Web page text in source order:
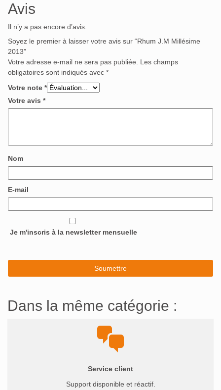
Avis
Il n’y a pas encore d’avis.
Soyez le premier à laisser votre avis sur “Rhum J.M Millésime
2013”
Votre adresse e-mail ne sera pas publiée.
Les champs
obligatoires sont indiqués avec *
Votre note *
Votre avis *
Nom
E-mail
Je m'inscris à la newsletter mensuelle
Dans la même catégorie :
Service client
Support disponible et réactif.